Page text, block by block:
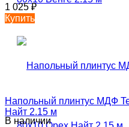
1 025₽
Купить
Напольный плинтус МДФ
Найт 2.15 м
В наличии